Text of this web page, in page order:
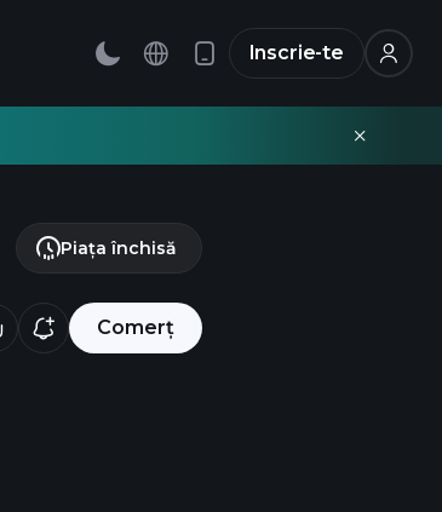
Inscrie-te
Comerț
Piața închisă